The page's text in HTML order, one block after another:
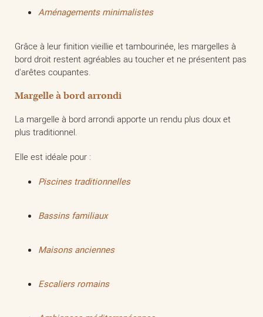
Aménagements minimalistes
Grâce à leur finition vieillie et tambourinée, les margelles à
bord droit restent agréables au toucher et ne présentent pas
d'arêtes coupantes.
Margelle à bord arrondi
La margelle à bord arrondi apporte un rendu plus doux et
plus traditionnel.
Elle est idéale pour :
Piscines traditionnelles
Bassins familiaux
Maisons anciennes
Escaliers romains